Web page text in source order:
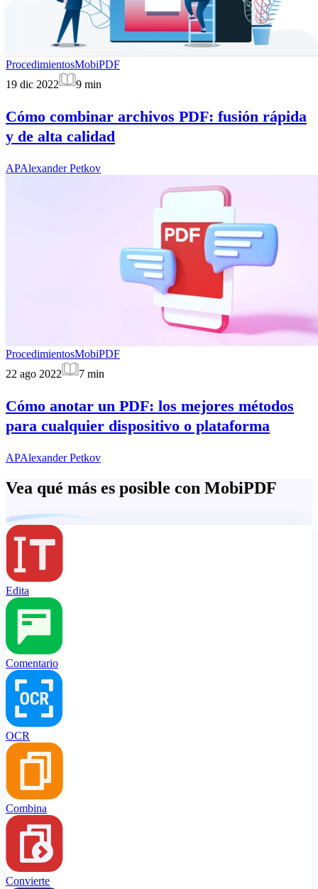
ProcedimientosMobiPDF
19 dic 2022
9 min
Cómo combinar archivos PDF: fusión rápida
y de alta calidad
APAlexander Petkov
ProcedimientosMobiPDF
22 ago 2022
7 min
Cómo anotar un PDF: los mejores métodos
para cualquier dispositivo o plataforma
APAlexander Petkov
Vea qué más es posible con MobiPDF
Edita
Comentario
OCR
Combina
Convierte